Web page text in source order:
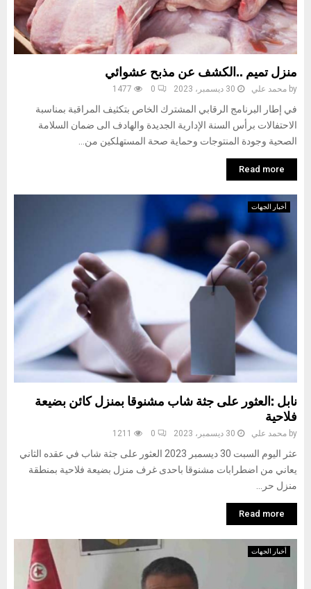
منزل تميم ..الكشف عن مذبح عشوائي
by محمد علي 30 ديسمبر، 2023 0
1477
في إطار البرنامج الرقابي المشترك الخاص بتكثيف المراقبة بمناسبة
الاحتفالات برأس السنة الإدارية الجديدة والهادف الى ضمان السلامة
الصحية وجودة المنتوجات وحماية صحة المستهلكين من...
Read more
أخبار الجهات
نابل :العثور على جثة شاب مشنوقا بمنزل كائن بضيعة
فلاحية
by محمد علي 30 ديسمبر، 2023 0
1211
عثر اليوم السبت 30 ديسمبر 2023 العثور على جثة شاب في عقده الثاني
يعاني من اضطرابات مشنوقا باحدى غرف منزل بضيعة فلاحية بمنطقة
منزل حر...
Read more
أخبار الجهات